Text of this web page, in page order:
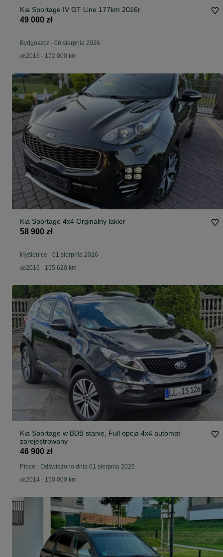
Kia Sportage IV GT Line 177km 2016r
49 000 zł
Bydgoszcz - 06 sierpnia 2026
2016 - 172 000 km
Kia Sportage 4x4 Orginalny lakier
58 900 zł
Myślenice - 01 sierpnia 2026
2016 - 155 620 km
Kia Sportage w BDB stanie, Full opcja 4x4 automat
zarejestrowany
46 900 zł
Piece - Odświeżono dnia 01 sierpnia 2026
2014 - 150 000 km